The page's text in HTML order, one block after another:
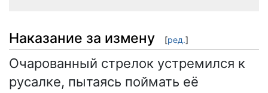
Наказание за измену [ред.]
Очарованный стрелок устремился к
русалке, пытаясь поймать её